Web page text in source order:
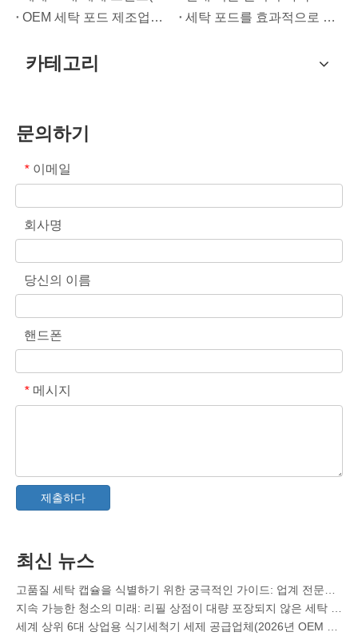
OEM 세탁 포드 제조업체 가이드: 글로벌 브랜드를 위한 보다 안전한 고성능 세제 포드를 설계하는 방법
세탁 포드를 효과적으로 사용하기 위한 궁극적인 가이드: 선도적인 OEM 제조업체의 통찰력
카테고리
문의하기
* 이메일
회사명
당신의 이름
핸드폰
* 메시지
제출하다
최신 뉴스
식기세척기 세제에 대한 최종 가이드: 포드 대. 정제 대. 가루
식기세척기 포드 대 분말: 최고의 세제 선택을 위한 전문가 가이드
세계 상위 6대 상업용 식기세척기 세제 공급업체(2026년 OEM 및 구매자 가이드)
경수용 최고의 세탁기 세정제 선택하기